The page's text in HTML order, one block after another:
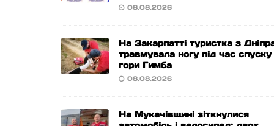
08.08.2026
На Закарпатті туристка з
травмувала ногу під час спуску
гори Гимба
08.08.2026
На Мукачівщині зіткнулися